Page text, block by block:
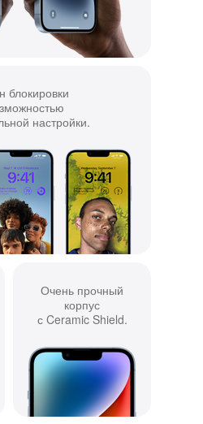
блокировки
настройки.
Очень прочный
корпус
с Ceramic Shield.